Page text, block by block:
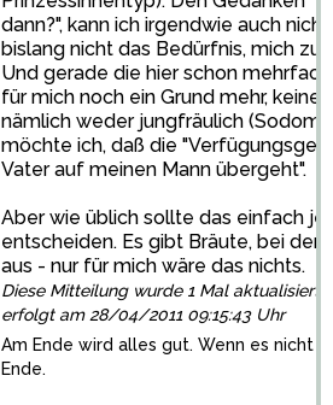
dann?", kann ich irgendwie auch
bislang nicht das Bedürfnis, mich zu
Und gerade die hier schon
für mich noch ein Grund mehr,
nämlich weder jungfräulich (Sodom
möchte ich, daß die
Vater auf meinen Mann übergeht".
Aber wie üblich sollte das einfach
entscheiden. Es gibt Bräute, bei
aus - nur für mich wäre das nichts.
Diese Mitteilung wurde 1 Mal aktualisiert.
erfolgt am 28/04/2011 09:15:43 Uhr
Am Ende wird alles gut. Wenn es nicht
Ende.